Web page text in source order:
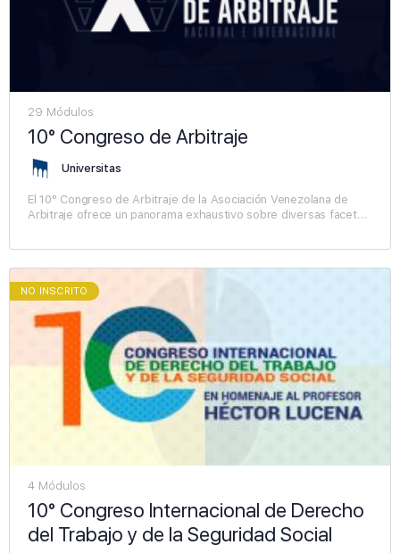
29 Módulos
10° Congreso de Arbitraje
Universitas
El 10° Congreso de Arbitraje de la Asociación Venezolana de
Arbitraje ofrece un panorama exhaustivo sobre diversas facetas
NO INSCRITO
4 Módulos
10° Congreso Internacional de Derecho
del Trabajo y de la Seguridad Social